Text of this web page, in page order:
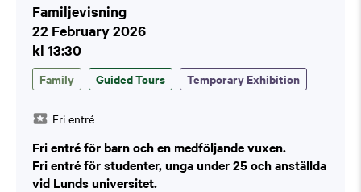
Familjevisning
22 February 2026
kl 13:30
Family Guided Tours Temporary Exhibition
Fri entré
Fri entré för barn och en medföljande vuxen.
Fri entré för studenter, unga under 25 och anställda
vid Lunds universitet.